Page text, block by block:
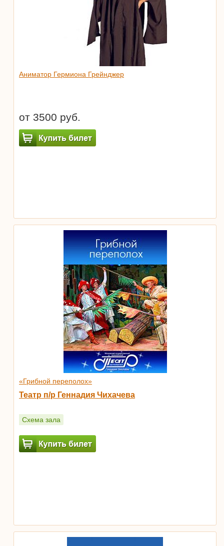
Аниматор Гермиона Грейнджер
от 3500 руб.
«Грибной переполох»
Театр п/р Геннадия Чихачева
Схема зала